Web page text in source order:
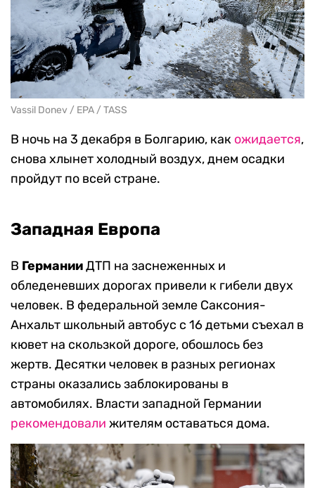
Vassil Donev / EPA / TASS
В ночь на 3 декабря в Болгарию, как ожидается,
снова хлынет холодный воздух, днем осадки
пройдут по всей стране.
Западная Европа
В ГерманииДТП на заснеженных и
обледеневших дорогах привели к гибели двух
человек. В федеральной земле Саксония-
Анхальт школьный автобус с 16 детьми съехал в
кювет на скользкой дороге, обошлось без
жертв. Десятки человек в разных регионах
страны оказались заблокированы в
автомобилях. Власти западной Германии
рекомендовали жителям оставаться дома.